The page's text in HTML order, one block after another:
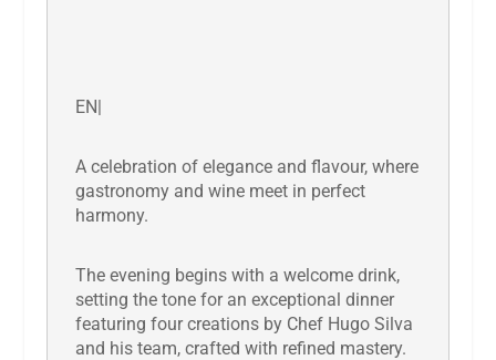
EN|
A celebration of elegance and flavour, where
gastronomy and wine meet in perfect
harmony.
The evening begins with a welcome drink,
setting the tone for an exceptional dinner
featuring four creations by Chef Hugo Silva
and his team, crafted with refined mastery.